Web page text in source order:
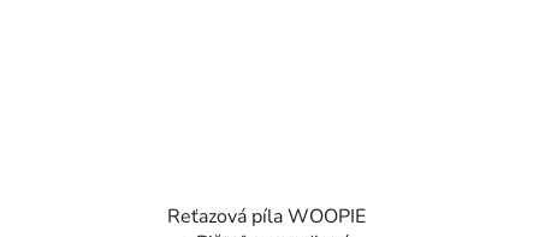
Reťazová píla WOOPIE